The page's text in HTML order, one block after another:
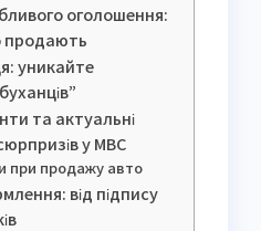
оголошення:
продають
уникайте
та актуальні
у МВС
при продажу авто
від підпису